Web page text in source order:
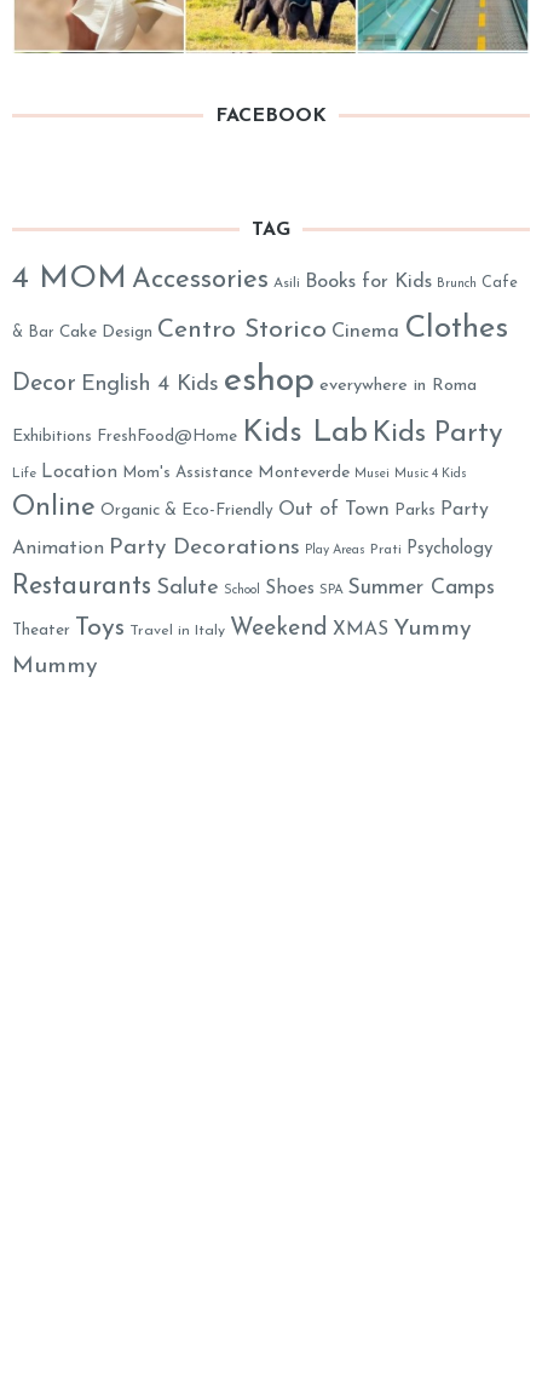
FACEBOOK
TAG
4 MOM Accessories Asili Books for Kids Brunch Cafe
& Bar Cake Design Centro Storico Cinema Clothes
Decor English 4 Kids eshop everywhere in Roma
Exhibitions FreshFood@Home Kids Lab Kids Party
Life Location Mom's Assistance Monteverde Musei Music 4 Kids
Online Organic & Eco-Friendly Out of Town Parks
Party
Animation Party Decorations Play Areas Prati Psychology
Restaurants Salute School Shoes SPA Summer Camps
Theater Toys Travel in Italy Weekend XMAS Yummy
Mummy